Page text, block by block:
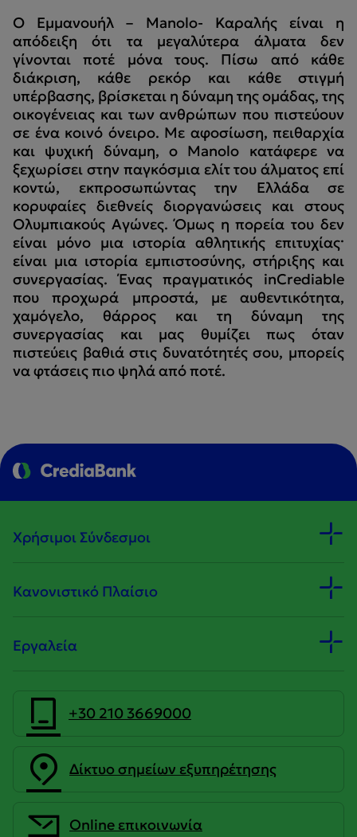
Ο Εμμανουήλ – Manolo- Καραλής είναι η
απόδειξη ότι τα μεγαλύτερα άλματα δεν
γίνονται ποτέ μόνα τους. Πίσω από κάθε
διάκριση, κάθε ρεκόρ και κάθε στιγμή
υπέρβασης, βρίσκεται η δύναμη της ομάδας, της
οικογένειας και των ανθρώπων που πιστεύουν
σε ένα κοινό όνειρο. Με αφοσίωση, πειθαρχία
και ψυχική δύναμη, ο Manolo κατάφερε να
ξεχωρίσει στην παγκόσμια ελίτ του άλματος επί
κοντώ, εκπροσωπώντας την Ελλάδα σε
κορυφαίες διεθνείς διοργανώσεις και στους
Ολυμπιακούς Αγώνες. Όμως η πορεία του δεν
είναι μόνο μια ιστορία αθλητικής επιτυχίας·
είναι μια ιστορία εμπιστοσύνης, στήριξης και
συνεργασίας. Ένας πραγματικός inCrediable
που προχωρά μπροστά, με αυθεντικότητα,
χαμόγελο, θάρρος και τη δύναμη της
συνεργασίας και μας θυμίζει πως όταν
πιστεύεις βαθιά στις δυνατότητές σου, μπορείς
να φτάσεις πιο ψηλά από ποτέ.
Χρήσιμοι Σύνδεσμοι
Κανονιστικό Πλαίσιο
Εργαλεία
+30 210 3669000
Δίκτυο σημείων εξυπηρέτησης
Οnline επικοινωνία